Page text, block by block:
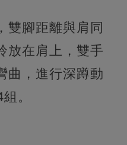
雙腳距離與肩同
放在肩上，雙手
曲，進行深蹲動
。